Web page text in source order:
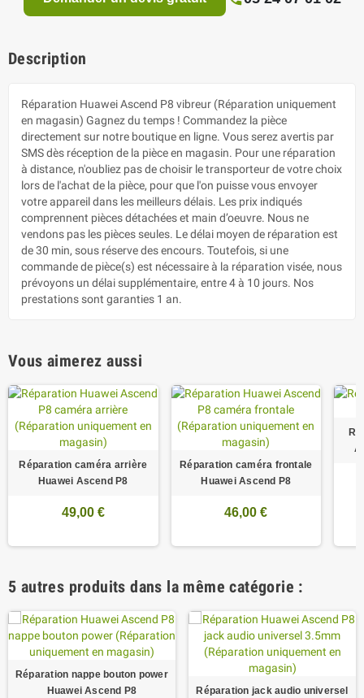
Description
Réparation Huawei Ascend P8 vibreur (Réparation uniquement
en magasin) Gagnez du temps ! Commandez la pièce
directement sur notre boutique en ligne. Vous serez avertis par
SMS dès réception de la pièce en magasin. Pour une réparation
à distance, n'oubliez pas de choisir le transporteur de votre choix
lors de l'achat de la pièce, pour que l'on puisse vous envoyer
votre appareil dans les meilleurs délais. Les prix indiqués
comprennent pièces détachées et main d’oeuvre. Nous ne
vendons pas les pièces seules. Le délai moyen de réparation est
de 30 min, sous réserve des encours. Toutefois, si une
commande de pièce(s) est nécessaire à la réparation visée, nous
prévoyons un délai supplémentaire, entre 4 à 10 jours. Nos
prestations sont garanties 1 an.
Vous aimerez aussi
Réparation caméra arrière
Huawei Ascend P8
49,00 €
Réparation caméra frontale
Huawei Ascend P8
46,00 €
5 autres produits dans la même catégorie :
Réparation nappe bouton power
Huawei Ascend P8
Réparation jack audio universel